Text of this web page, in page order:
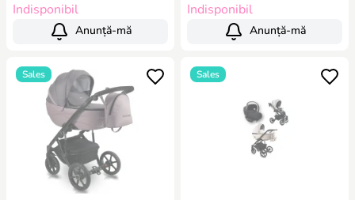
Indisponibil
Anunță-mă
Indisponibil
Anunță-mă
Sales Sales